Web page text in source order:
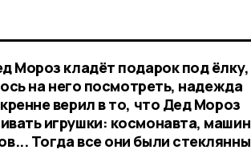
Мороз кладёт подарок под ёлку,
на него посмотреть, надежда
верил в то, что Дед Мороз
игрушки: космонавта,
Тогда все они были